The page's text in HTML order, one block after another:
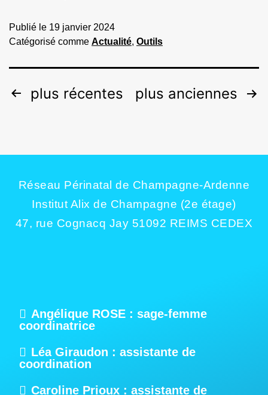
Publié le 19 janvier 2024
Catégorisé comme Actualité, Outils
plus récentes plus anciennes
Réseau Périnatal de Champagne-Ardenne
Institut Alix de Champagne (2e étage)
47, rue Cognacq Jay 51092 REIMS CEDEX
Angélique ROSE : sage-femme
coordinatrice
Léa Giraudon : assistante de
coordination
Caroline Prioux : assistante de